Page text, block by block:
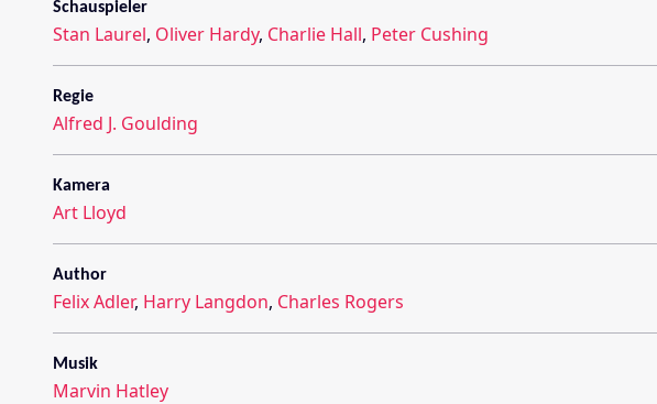
Schauspieler
Stan Laurel, Oliver Hardy, Charlie Hall, Peter Cushing
Regie
Alfred J. Goulding
Kamera
Art Lloyd
Author
Felix Adler, Harry Langdon, Charles Rogers
Musik
Marvin Hatley